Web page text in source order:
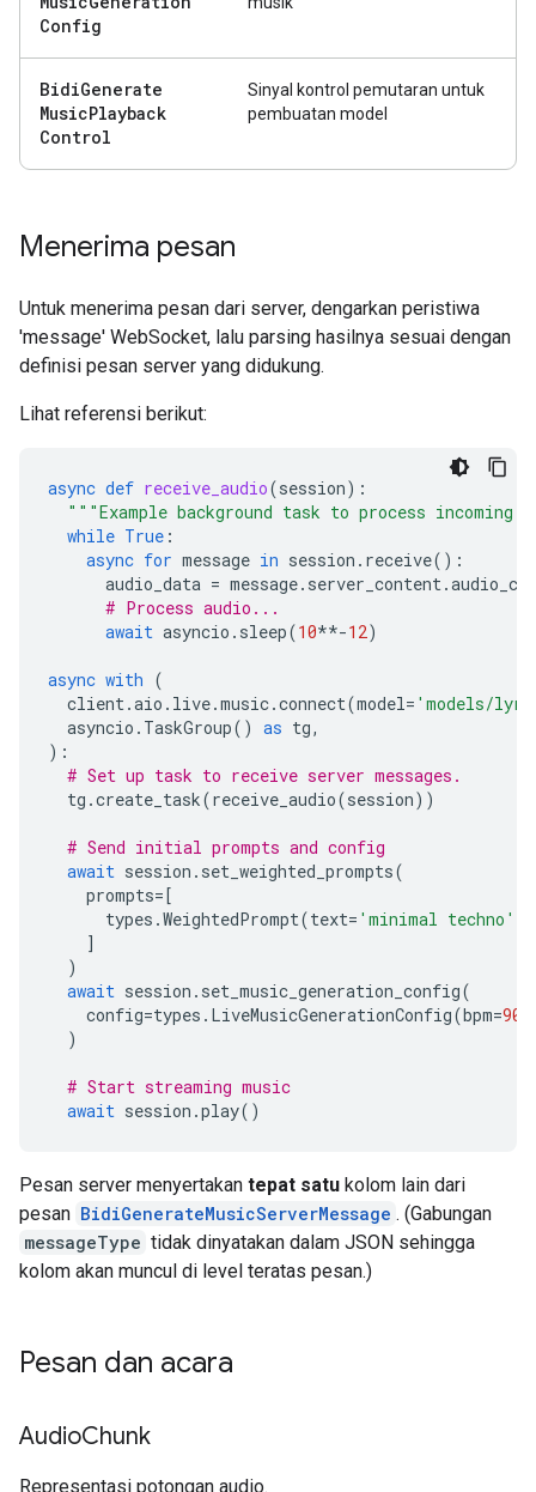
Config
BidiGenerate
MusicPlayback
Control
Sinyal kontrol pemutaran untuk
pembuatan model
Menerima pesan
Untuk menerima pesan dari server, dengarkan peristiwa
'message' WebSocket, lalu parsing hasilnya sesuai dengan
definisi pesan server yang didukung.
Lihat referensi berikut:
async def receive_audio(session):
"""Example background task to process incoming
while True :
async for message in session . receive():
audio_data = message. server_content.
# Process audio...
await asyncio . sleep(10**-12)
async with (
client.aio . live.music.connect(model= 'models/
asyncio . TaskGroup() as tg,
):
# Set up task to receive server messages.
tg .create_task(receive_audio(session))
# Send initial prompts and config
await session . set_weighted_prompts(
prompts=[
types .WeightedPrompt(text= 'minimal techno'
]
)
await session . set_music_generation_config(
config=types . LiveMusicGenerationConfig(bpm=90
)
# Start streaming music
await session .play()
Pesan server menyertakan tepat satu kolom lain dari
pesan BidiGenerateMusicServerMessage . (Gabungan
messageType tidak dinyatakan dalam JSON sehingga
kolom akan muncul di level teratas pesan.)
Pesan dan acara
AudioChunk
Representasi potongan audio.